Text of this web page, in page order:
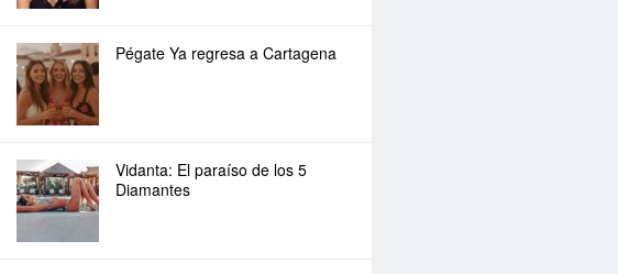
Pégate Ya regresa a Cartagena
Vidanta: El paraíso de los 5
Diamantes